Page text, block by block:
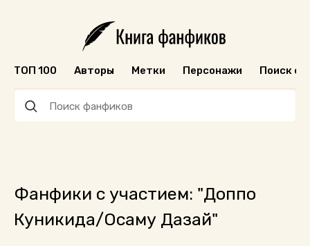
ТОП 100 Авторы Метки Персонажи Поиск
Фанфики с участием: "Доппо
Куникида/Осаму Дазай"